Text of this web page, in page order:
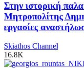
Στην ιστορική
Μητροπολίτης
εργασίες
Skiathos Channel
16.8K